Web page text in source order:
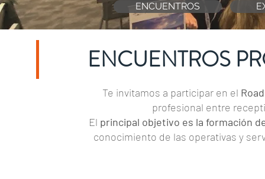
ENCUENTROS
ENCUENTROS
Te invitamos a participar en el
profesional entre
El principal objetivo es la formación
conocimiento de las operativas y